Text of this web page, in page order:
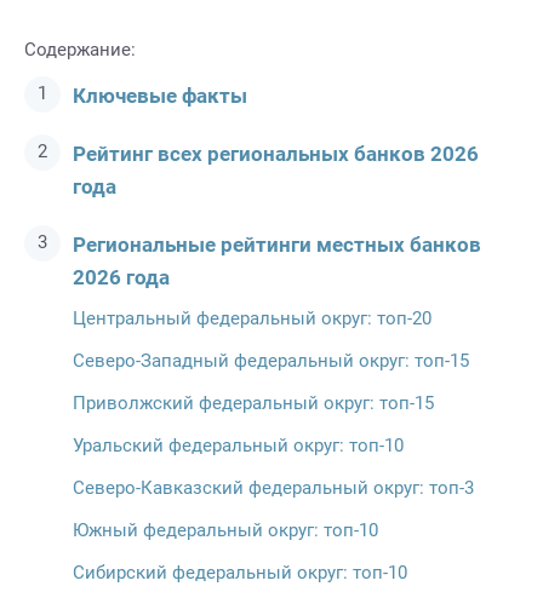
Содержание:
Ключевые факты
Рейтинг всех региональных банков 2026
года
Региональные рейтинги местных банков
2026 года
Центральный федеральный округ: топ-20
Северо-Западный федеральный округ: топ-15
Приволжский федеральный округ: топ-15
Уральский федеральный округ: топ-10
Северо-Кавказский федеральный округ: топ-3
Южный федеральный округ: топ-10
Сибирский федеральный округ: топ-10